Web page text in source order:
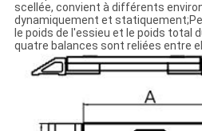
scellée, convient à différents
dynamiquement et
le poids de l'essieu et le poids total
quatre balances sont reliées entre